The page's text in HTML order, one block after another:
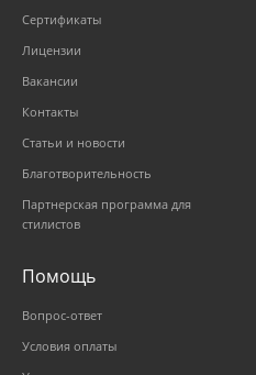
Сертификаты
Лицензии
Вакансии
Контакты
Статьи и новости
Благотворительность
Партнерская программа для
стилистов
Помощь
Вопрос-ответ
Условия оплаты